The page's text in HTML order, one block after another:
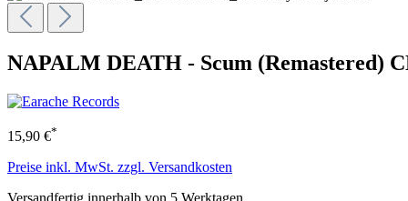
NAPALM DEATH - Scum (Remastered)
15,90 €*
Preise inkl. MwSt. zzgl. Versandkosten